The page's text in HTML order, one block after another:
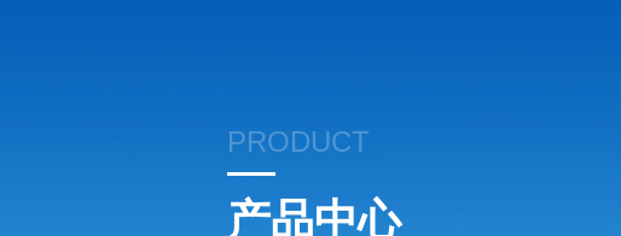
PRODUCT
产品中心